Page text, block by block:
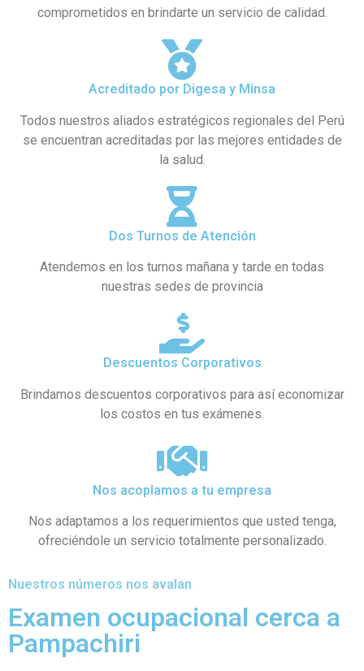
comprometidos en brindarte un servicio de calidad.
Acreditado por Digesa y Minsa
Todos nuestros aliados estratégicos regionales del Perú
se encuentran acreditadas por las mejores entidades de
la salud.
Dos Turnos de Atención
Atendemos en los turnos mañana y tarde en todas
nuestras sedes de provincia
Descuentos Corporativos
Brindamos descuentos corporativos para así economizar
los costos en tus exámenes.
Nos acoplamos a tu empresa
Nos adaptamos a los requerimientos que usted tenga,
ofreciéndole un servicio totalmente personalizado.
Nuestros números nos avalan
Examen ocupacional cerca a
Pampachiri